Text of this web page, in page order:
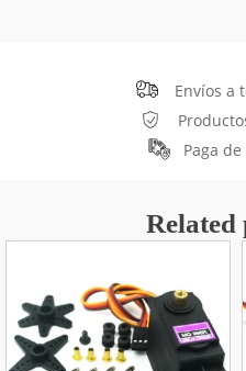
Envíos a
Paga
Related